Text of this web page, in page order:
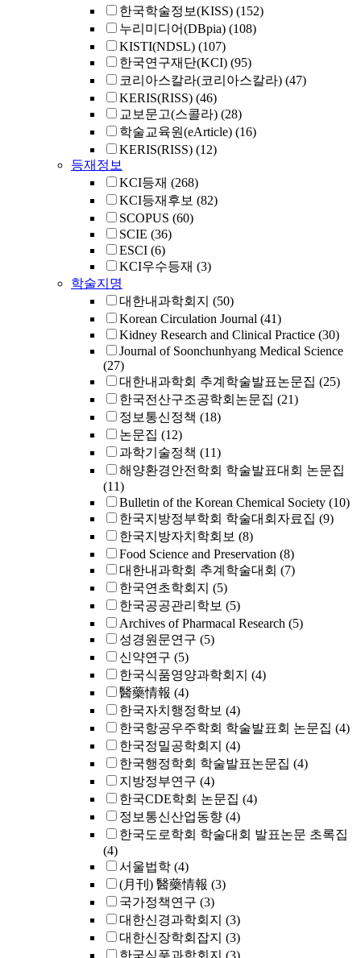
한국학술정보(KISS) (152)
누리미디어(DBpia) (108)
KISTI(NDSL) (107)
한국연구재단(KCI) (95)
코리아스칼라(코리아스칼라) (47)
KERIS(RISS) (46)
교보문고(스콜라) (28)
학술교육원(eArticle) (16)
KERIS(RISS) (12)
등재정보
KCI등재 (268)
KCI등재후보 (82)
SCOPUS (60)
SCIE (36)
ESCI (6)
KCI우수등재 (3)
학술지명
대한내과학회지 (50)
Korean Circulation Journal (41)
Kidney Research and Clinical Practice (30)
Journal of Soonchunhyang Medical Science
(27)
대한내과학회 추계학술발표논문집 (25)
한국전산구조공학회논문집 (21)
정보통신정책 (18)
논문집 (12)
과학기술정책 (11)
해양환경안전학회 학술발표대회 논문집
(11)
Bulletin of the Korean Chemical Society (10)
한국지방정부학회 학술대회자료집 (9)
한국지방자치학회보 (8)
Food Science and Preservation (8)
대한내과학회 추계학술대회 (7)
한국연초학회지 (5)
한국공공관리학보 (5)
Archives of Pharmacal Research (5)
성경원문연구 (5)
신약연구 (5)
한국식품영양과학회지 (4)
醫藥情報 (4)
한국자치행정학보 (4)
한국항공우주학회 학술발표회 논문집 (4)
한국정밀공학회지 (4)
한국행정학회 학술발표논문집 (4)
지방정부연구 (4)
한국CDE학회 논문집 (4)
정보통신산업동향 (4)
한국도로학회 학술대회 발표논문 초록집
(4)
서울법학 (4)
(月刊) 醫藥情報 (3)
국가정책연구 (3)
대한신경과학회지 (3)
대한신장학회잡지 (3)
한국식품과학회지 (3)